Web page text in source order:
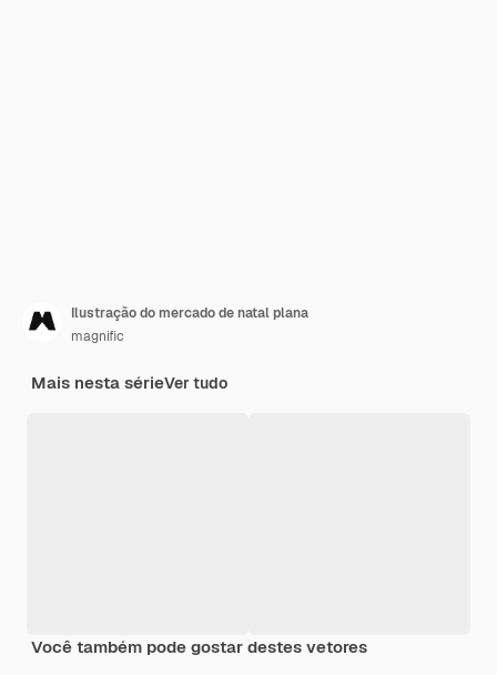
Ilustração do mercado de natal plana
magnific
Mais nesta sérieVer tudo
Você também pode gostar destes vetores